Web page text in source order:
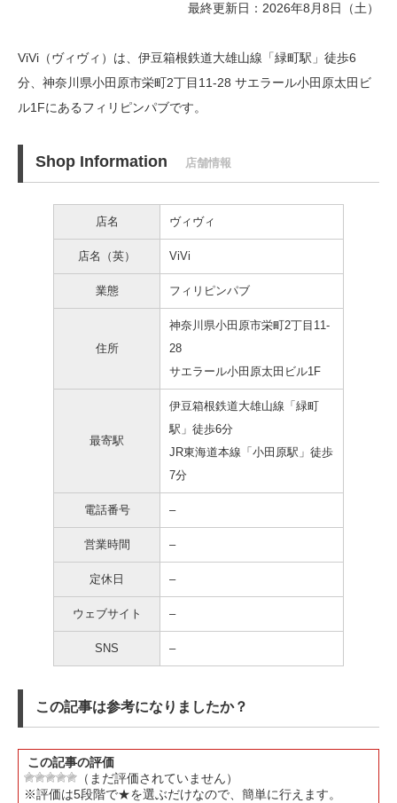
最終更新日：2026年8月8日（土）
ViVi（ヴィヴィ）は、伊豆箱根鉄道大雄山線「緑町駅」徒歩6
分、 神奈川県小田原市栄町2丁目11-28 サエラール小田原太田ビ
ル1Fにあるフィリピンパブです。
Shop Information 店舗情報
店名 ヴィヴィ
店名（英） ViVi
業態 フィリピンパブ
住所
神奈川県小田原市栄町2丁目11-
28
サエラール小田原太田ビル1F
最寄駅
伊豆箱根鉄道大雄山線「緑町
駅」徒歩6分
JR東海道本線「小田原駅」徒歩
7分
電話番号 –
営業時間 –
定休日 –
ウェブサイト –
SNS –
この記事は参考になりましたか？
この記事の評価
（まだ評価されていません）
※評価は5段階で★を選ぶだけなので、簡単に行えます。